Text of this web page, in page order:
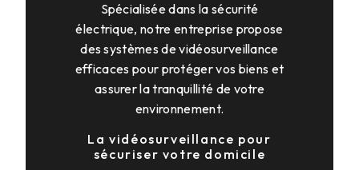
Spécialisée dans la sécurité
électrique, notre entreprise propose
des systèmes de vidéosurveillance
efficaces pour protéger vos biens et
assurer la tranquillité de votre
environnement.
La vidéosurveillance pour
sécuriser votre domicile